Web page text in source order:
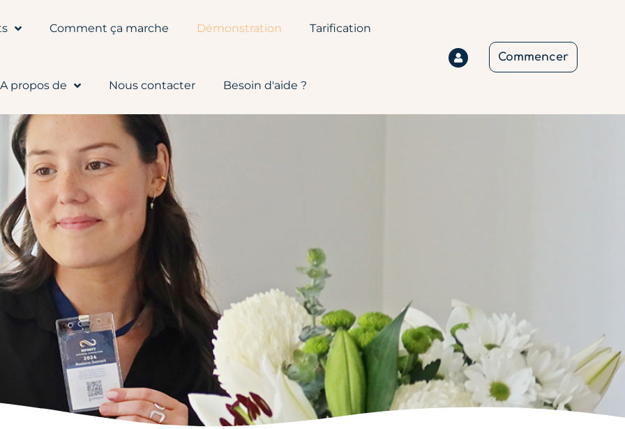
Comment ça marche Démonstration Tarification
A propos de Nous contacter Besoin d'aide ?
Commencer